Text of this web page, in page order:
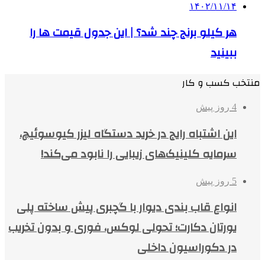
۱۴۰۲/۱۱/۱۴
هر کیلو برنج چند شد؟ | این جدول قیمت ها را
ببینید
منتخب کسب و کار
4 روز پیش
این اشتباه رایج در خرید دستگاه لیزر کیوسوئیچ،
سرمایه کلینیک‌های زیبایی را نابود می‌کند!
5 روز پیش
انواع قاب بندی دیوار با گچبری پیش ساخته پلی
یورتان دکارت؛ تحولی لوکس، فوری و بدون تخریب
در دکوراسیون داخلی